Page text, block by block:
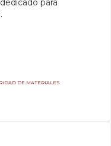
para
DE MATERIALES